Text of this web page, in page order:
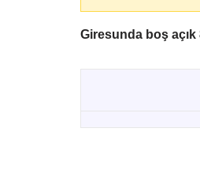
Giresunda boş